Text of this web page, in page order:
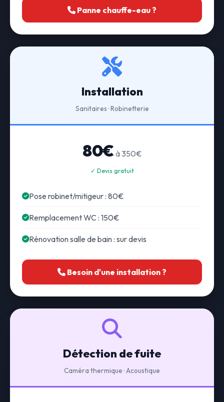
Panne chauffe-eau ?
Installation
Sanitaires · Robinetterie
80€ à 350€
✓ Devis gratuit
Pose robinet/mitigeur : 80€
Remplacement WC : 150€
Rénovation salle de bain : sur devis
Besoin d'une installation ?
Détection de fuite
Caméra thermique · Acoustique